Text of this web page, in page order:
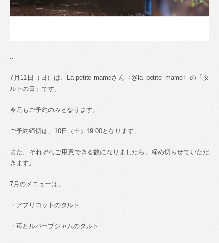
..
7 月 11 日（日）は、 La petite mameさん〈 @la_petite_mame〉の「タ
ルトの日」です。
今月もご予約のみとなります。
ご予約締切は、 10 日（土） 19:00となります。
また、それぞれご用意できる数になりましたら、締め切らせていただ
きます。
7月のメニューは、
・アプリコットのタルト
・苺とルバーブジャムのタルト